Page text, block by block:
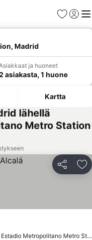
Suosikit
Madrid
ja huoneet
asiakasta, 1 huone
Kartta
lähellä
Metro Station
Jaa
1.7 km kohteesta Estadio Metropolitano Metro Station